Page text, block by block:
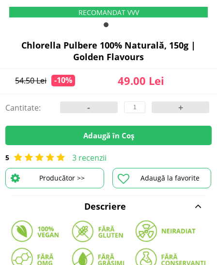
5 3 recenzii
Adaugă la favorite
Producător >>
Chlorella Pulbere 100% Naturală, 150g |
Golden Flavours
54.50 Lei -10% 49.00 Lei
Cantitate: - +
Adaugă în Coș
Descriere